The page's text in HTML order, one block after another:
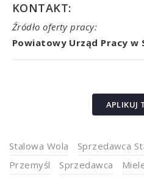
KONTAKT:
Źródło oferty pracy:
Powiatowy Urząd Pracy w
APLIKUJ
Stalowa Wola Sprzedawca
Przemyśl
Sprzedawca